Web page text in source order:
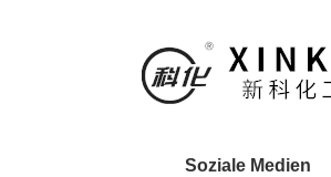
Soziale Medien